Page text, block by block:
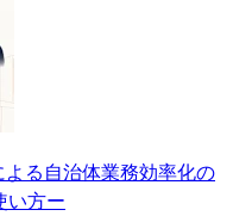
よる自治体業務効率化の
い方ー